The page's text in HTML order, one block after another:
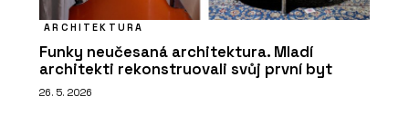
ARCHITEKTURA
Funky neučesaná architektura. Mladí
architekti rekonstruovali svůj první byt
26. 5. 2026